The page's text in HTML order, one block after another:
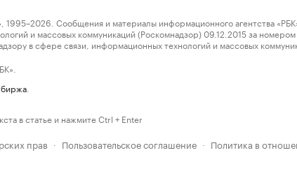
Сообщения и материалы информационного агентства «РБК»
и массовых коммуникаций (Роскомнадзор) 09.12.2015 за
в сфере связи, информационных технологий и массовых
в статье и нажмите Ctrl + Enter
прав · Пользовательское соглашение · Политика в